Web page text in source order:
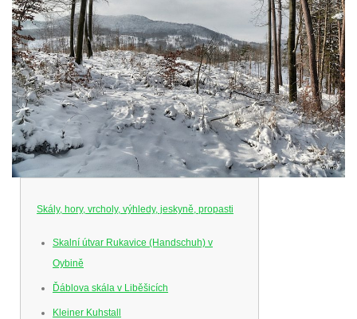
Skály, hory, vrcholy, výhledy, jeskyně, propasti
Skalní útvar Rukavice (Handschuh) v
Oybině
Ďáblova skála v Liběšicích
Kleiner Kuhstall